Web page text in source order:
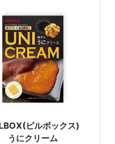
ピルボックス)
うにクリーム